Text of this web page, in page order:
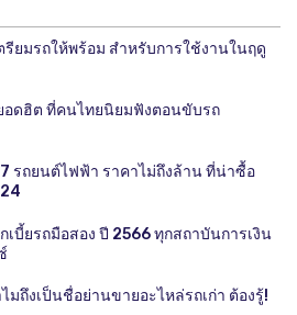
รียมรถให้พร้อม สำหรับการใช้งานในฤดู
อดฮิต ที่คนไทยนิยมฟังตอนขับรถ
รถยนต์ไฟฟ้า ราคาไม่ถึงล้าน ที่น่าซื้อ
เบี้ยรถมือสอง ปี 2566 ทุกสถาบันการเงิน
มถึงเป็นชื่อย่านขายอะไหล่รถเก่า ต้องรู้!